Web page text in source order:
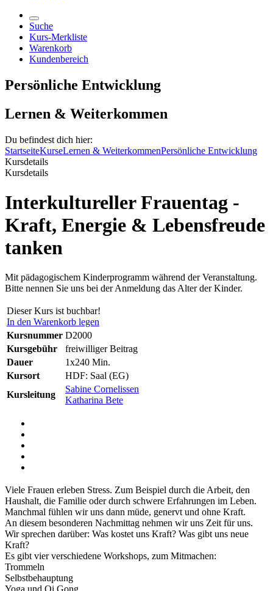
Suche
Kurs-Merkliste
Warenkorb
Kundenbereich
Persönliche Entwicklung
Lernen & Weiterkommen
Du befindest dich hier:
StartseiteKurseLernen & WeiterkommenPersönliche Entwicklung
Kursdetails
Kursdetails
Interkultureller Frauentag -
Kraft, Energie & Lebensfreude
tanken
Mit pädagogischem Kinderprogramm während der Veranstaltung.
Bitte nennen Sie uns bei der Anmeldung das Alter der Kinder.
Dieser Kurs ist buchbar!
In den Warenkorb legen
Kursnummer D2000
Kursgebühr
freiwilliger Beitrag
Dauer
1x240 Min.
Kursort
HDF: Saal (EG)
Kursleitung
Sabine Cornelissen
Katharina Bete
Viele Frauen erleben Stress. Zum Beispiel durch die Arbeit, den
Haushalt, die Familie oder durch schwere Erfahrungen im Leben.
Manchmal fühlen wir uns dann müde, genervt und ohne Kraft.
An diesem besonderen Nachmittag nehmen wir uns Zeit für uns.
Wir sprechen darüber: Was kostet uns Kraft? Was gibt uns neue
Kraft?
Es gibt vier verschiedene Workshops, zum Mitmachen:
Trommeln
Selbstbehauptung